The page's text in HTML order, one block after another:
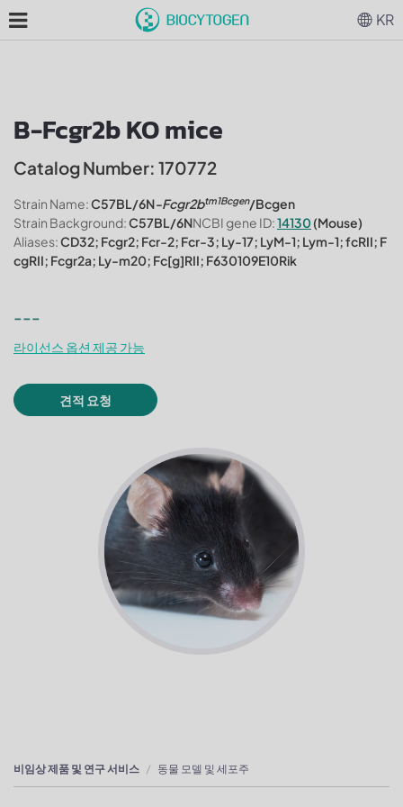
B-Fcgr2b KO mice
Catalog Number: 170772
Strain Name:C57BL/6N-Fcgr2btm1Bcgen/Bcgen
Strain Background:C57BL/6NNCBI gene ID:14130(Mouse)
Aliases:CD32; Fcgr2; Fcr-2; Fcr-3; Ly-17; LyM-1; Lym-1; fcRII; F
cgRII; Fcgr2a; Ly-m20; Fc[g]RII; F630109E10Rik
---
라이선스 옵션 제공 가능
견적 요청
비임상 제품 및 연구 서비스 동물 모델 및 세포주
KR